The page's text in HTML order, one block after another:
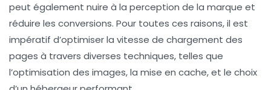
peut également nuire à la perception de la marque et
réduire les conversions. Pour toutes ces raisons, il est
impératif d’optimiser la vitesse de chargement des
pages à travers diverses techniques, telles que
l’optimisation des images, la mise en cache, et le choix